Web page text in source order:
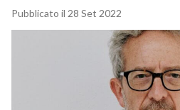
Pubblicato il 28 Set 2022